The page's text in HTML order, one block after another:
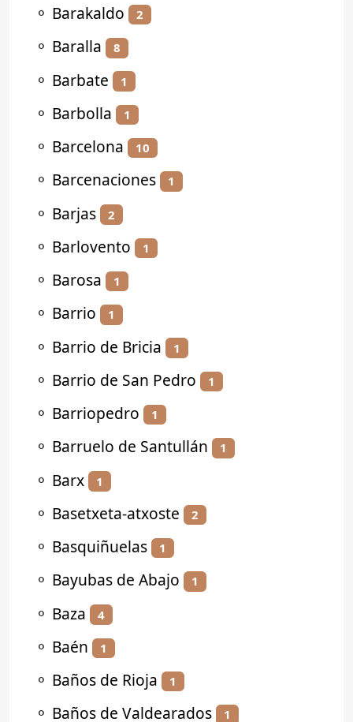
⚬ Barakaldo 2
⚬ Baralla 8
⚬ Barbate 1
⚬ Barbolla 1
⚬ Barcelona 10
⚬ Barcenaciones 1
⚬ Barjas 2
⚬ Barlovento 1
⚬ Barosa 1
⚬ Barrio 1
⚬ Barrio de Bricia 1
⚬ Barrio de San Pedro 1
⚬ Barriopedro 1
⚬ Barruelo de Santullán 1
⚬ Barx 1
⚬ Basetxeta-atxoste 2
⚬ Basquiñuelas 1
⚬ Bayubas de Abajo 1
⚬ Baza 4
⚬ Baén 1
⚬ Baños de Rioja 1
⚬ Baños de Valdearados 1